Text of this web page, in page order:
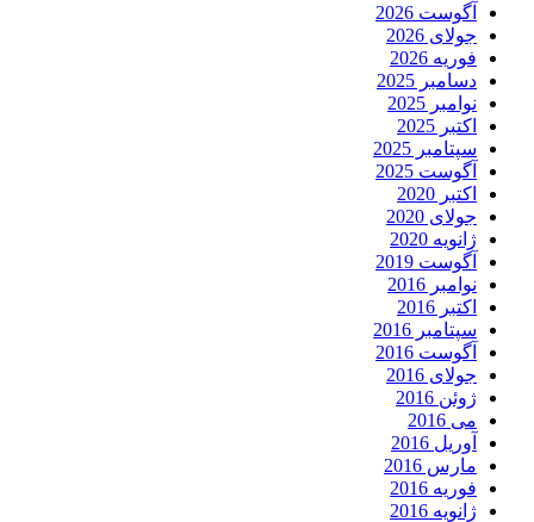
آگوست 2026
جولای 2026
فوریه 2026
دسامبر 2025
نوامبر 2025
اکتبر 2025
سپتامبر 2025
آگوست 2025
اکتبر 2020
جولای 2020
ژانویه 2020
آگوست 2019
نوامبر 2016
اکتبر 2016
سپتامبر 2016
آگوست 2016
جولای 2016
ژوئن 2016
می 2016
آوریل 2016
مارس 2016
فوریه 2016
ژانویه 2016